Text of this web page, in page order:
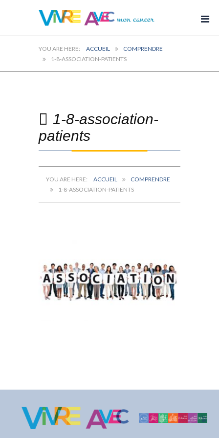
ACCUEIL
COMPRENDRE
1-8-ASSOCIATION-PATIENTS
1-8-association-
patients
ACCUEIL
COMPRENDRE
1-8-ASSOCIATION-PATIENTS